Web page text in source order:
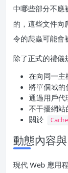
中哪些部分不應
的，這些文件向
令的爬蟲可能會
除了正式的禮儀
在向同一主
將單個域的
通過用戶代
不干擾網站
關於
動態內容
現代 Web 應用